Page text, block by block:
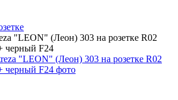
"LEON" (Леон) 303 на розетке R02
черный F24